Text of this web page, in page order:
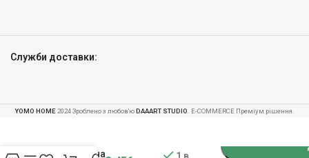
Служби доставки:
YOMO HOME 2024 Зроблено з любов'юDAAART STUDIO . E-COMMERCE Преміум рішення.
компресійна
1 в